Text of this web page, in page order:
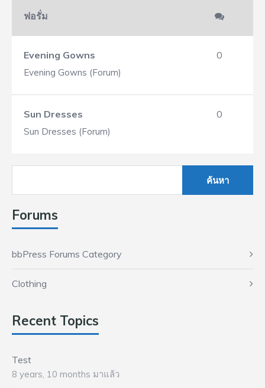
ฟอรั่ม
Evening Gowns
Evening Gowns (Forum)
0
Sun Dresses
Sun Dresses (Forum)
0
Forums
bbPress Forums Category
Clothing
Recent Topics
Test
8 years, 10 months มาแล้ว